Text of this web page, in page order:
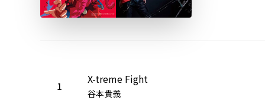
1 X-treme Fight
谷本貴義